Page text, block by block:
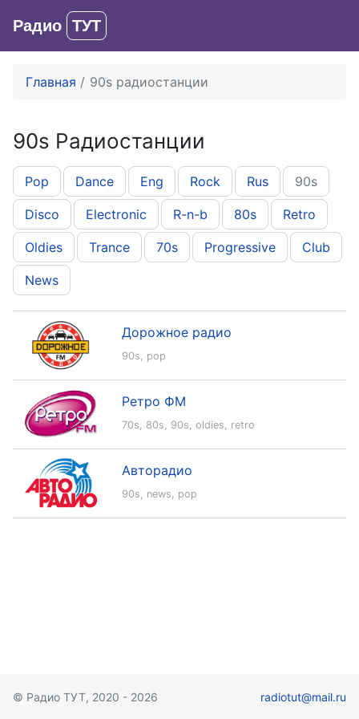
Радио ТУТ
Главная 90s радиостанции
90s Радиостанции
Pop Dance Eng Rock Rus 90s
Disco Electronic R-n-b 80s Retro
Oldies Trance 70s Progressive Club
News
90s, pop
Дорожное радио
70s, 80s, 90s, oldies, retro
Ретро ФМ
90s, news, pop
Авторадио
© Радио ТУТ, 2020 - 2026 radiotut@mail.ru